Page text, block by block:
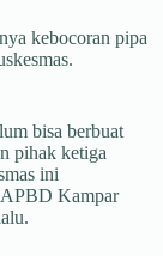
kebocoran pipa
bisa berbuat
pihak ketiga
ini
APBD Kampar